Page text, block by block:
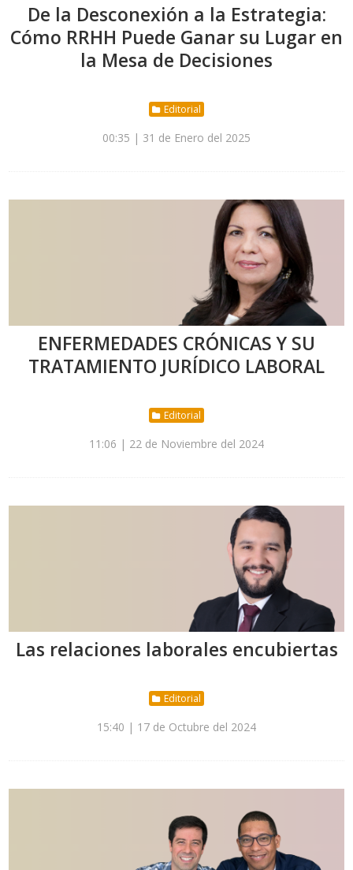
De la Desconexión a la Estrategia:
Cómo RRHH Puede Ganar su Lugar en
la Mesa de Decisiones
Editorial
00:35 | 31 de Enero del 2025
ENFERMEDADES CRÓNICAS Y SU
TRATAMIENTO JURÍDICO LABORAL
Editorial
11:06 | 22 de Noviembre del 2024
Las relaciones laborales encubiertas
Editorial
15:40 | 17 de Octubre del 2024